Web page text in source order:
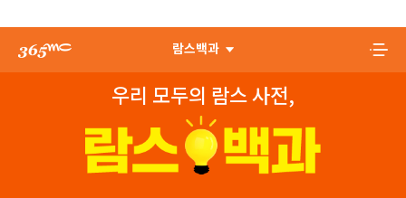
람스백과
우리 모두의 람스 사전,